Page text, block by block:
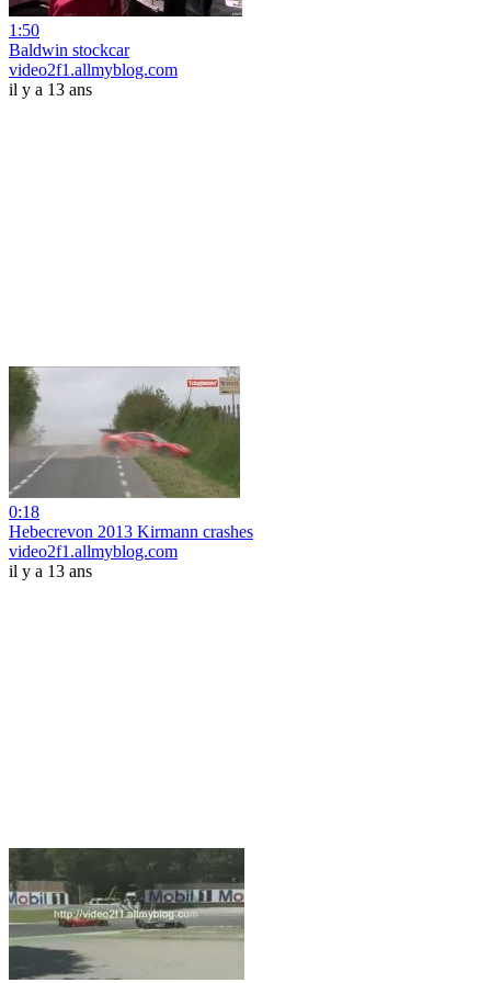
1:50
Baldwin stockcar
video2f1.allmyblog.com
il y a 13 ans
0:18
Hebecrevon 2013 Kirmann crashes
video2f1.allmyblog.com
il y a 13 ans